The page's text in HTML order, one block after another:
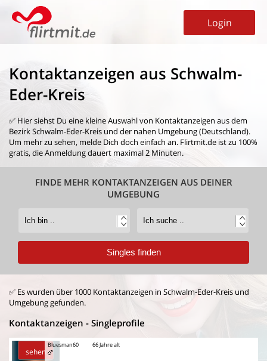
Login
Kontaktanzeigen aus Schwalm-
Eder-Kreis
✅ Hier siehst Du eine kleine Auswahl von Kontaktanzeigen aus dem
Bezirk Schwalm-Eder-Kreis und der nahen Umgebung (Deutschland).
Um mehr zu sehen, melde Dich doch einfach an. Flirtmit.de ist zu 100%
gratis, die Anmeldung dauert maximal 2 Minuten.
FINDE MEHR KONTAKTANZEIGEN AUS DEINER
UMGEBUNG
✅ Es wurden über 1000 Kontaktanzeigen in Schwalm-Eder-Kreis und
Umgebung gefunden.
Kontaktanzeigen - Singleprofile
sehen
Bluesman60 66 Jahre alt